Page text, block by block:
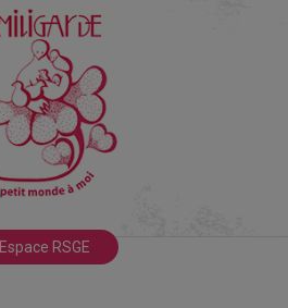
Espace RSGE